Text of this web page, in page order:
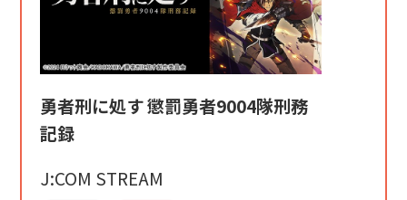
勇者刑に処す 懲罰勇者9004隊刑務
記録
J:COM STREAM